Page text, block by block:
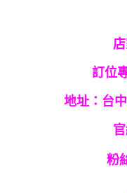
訂位
地址：台
粉